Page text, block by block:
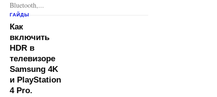
Bluetooth,...
ГАЙДЫ
Как
включить
HDR в
телевизоре
Samsung 4K
и PlayStation
4 Pro.